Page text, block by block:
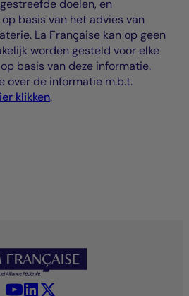
doelen, en
basis van het advies van
La Française kan op geen
worden gesteld voor elke
basis van deze informatie.
over de informatie m.b.t.
klikken.
YouTube - La Française
LinkedIn - La Française